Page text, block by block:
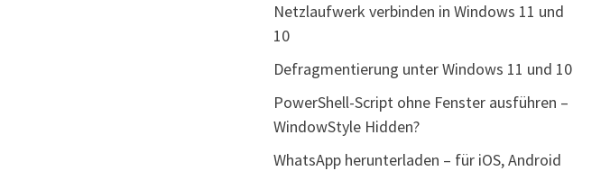
Netzlaufwerk verbinden in Windows 11 und
10
Defragmentierung unter Windows 11 und 10
PowerShell-Script ohne Fenster ausführen –
WindowStyle Hidden?
WhatsApp herunterladen – für iOS, Android